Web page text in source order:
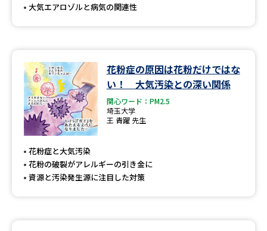
SELFBRAND特集ページ
オープンキャンパス検索 実施プログラムから探す
来場型・Web型イベント特集 夢ナビライブ
受験準備
大気エアロゾルと病気の関連性
花粉症の原因は花粉だけではな
い！ 大気汚染との深い関係
関心ワード：PM2.5
埼玉大学
王 青躍 先生
花粉症と大気汚染
花粉の破裂がアレルギーの引き金に
資源と汚染発生源に注目した対策